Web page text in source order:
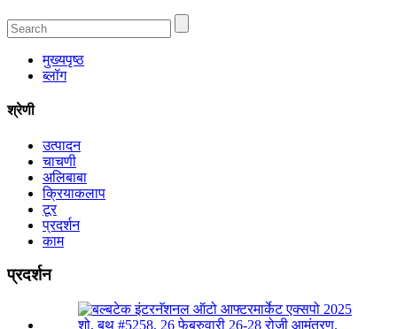
मुख्यपृष्ठ
ब्लॉग
श्रेणी
उत्पादन
चाचणी
अलिबाबा
क्रियाकलाप
टूर
प्रदर्शन
काम
प्रदर्शन